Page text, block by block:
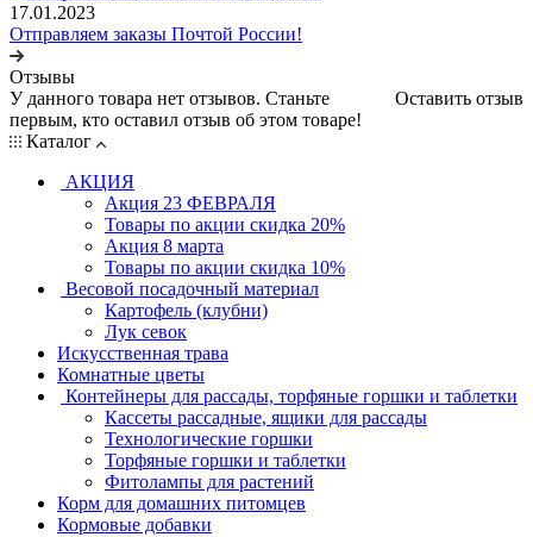
17.01.2023
Отправляем заказы Почтой России!
Отзывы
Оставить отзыв
У данного товара нет отзывов. Станьте
первым, кто оставил отзыв об этом товаре!
Каталог
АКЦИЯ
Акция 23 ФЕВРАЛЯ
Товары по акции скидка 20%
Акция 8 марта
Товары по акции скидка 10%
Весовой посадочный материал
Картофель (клубни)
Лук севок
Искусственная трава
Комнатные цветы
Контейнеры для рассады, торфяные горшки и таблетки
Кассеты рассадные, ящики для рассады
Технологические горшки
Торфяные горшки и таблетки
Фитолампы для растений
Корм для домашних питомцев
Кормовые добавки